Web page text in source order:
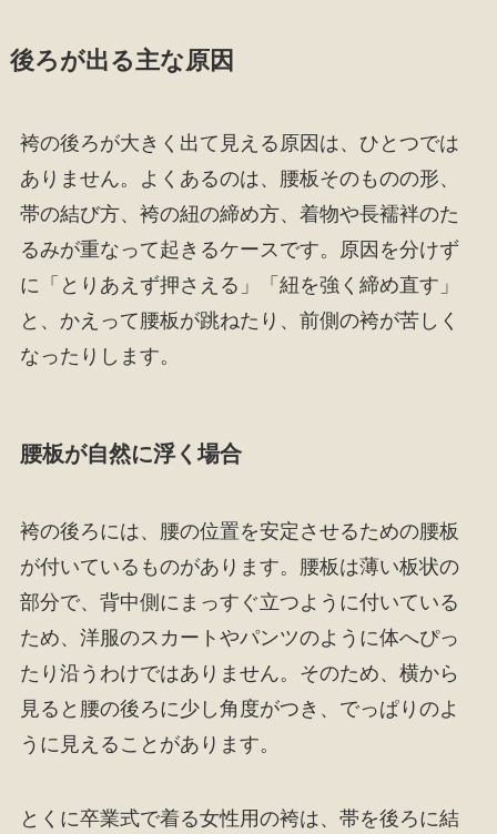
後ろが出る主な原因
袴の後ろが大きく出て見える原因は、ひとつでは
ありません。よくあるのは、腰板そのものの形、
帯の結び方、袴の紐の締め方、着物や長襦袢のた
るみが重なって起きるケースです。原因を分けず
に「とりあえず押さえる」「紐を強く締め直す」
と、かえって腰板が跳ねたり、前側の袴が苦しく
なったりします。
腰板が自然に浮く場合
袴の後ろには、腰の位置を安定させるための腰板
が付いているものがあります。腰板は薄い板状の
部分で、背中側にまっすぐ立つように付いている
ため、洋服のスカートやパンツのように体へぴっ
たり沿うわけではありません。そのため、横から
見ると腰の後ろに少し角度がつき、でっぱりのよ
うに見えることがあります。
とくに卒業式で着る女性用の袴は、帯を後ろに結